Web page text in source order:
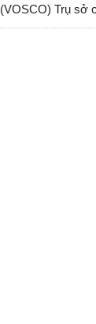
(VOSCO) Trụ sở